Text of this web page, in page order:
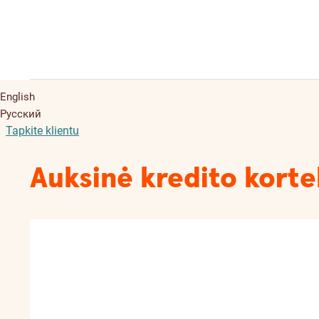
English
Русский
Tapkite klientu
Auksinė kredito